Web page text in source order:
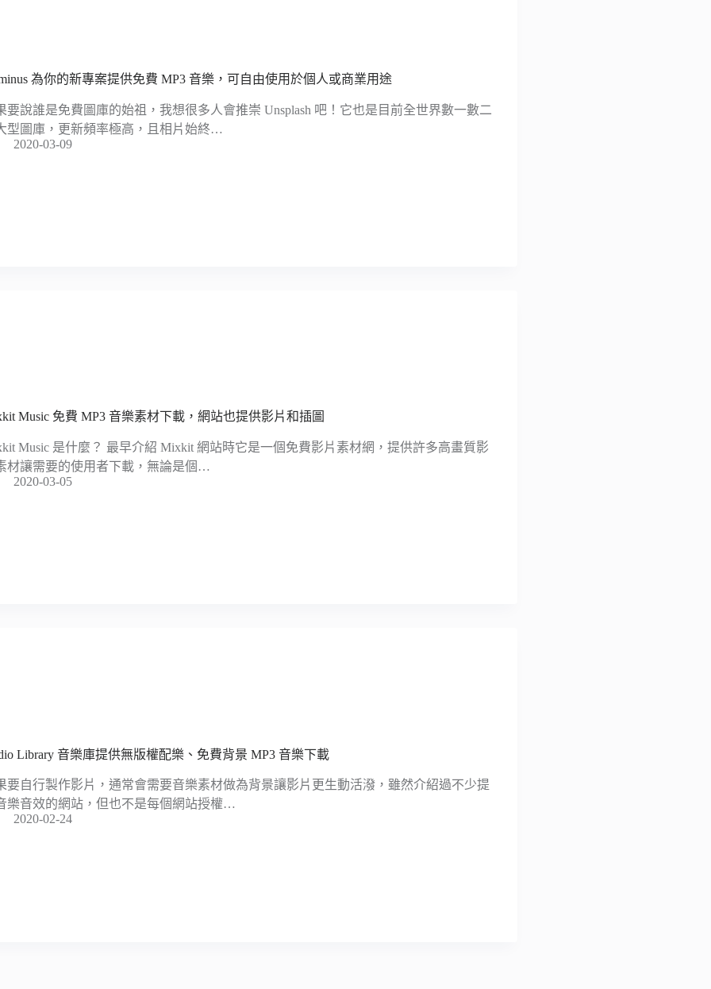
為你的新專案提供免費 MP3 音樂，可自由使用於個人或商業用途
要說誰是免費圖庫的始祖，我想很多人會推崇 Unsplash 吧！它也是目前全世界數一數二
型圖庫，更新頻率極高，且相片始終…
2020-03-09
Music 免費 MP3 音樂素材下載，網站也提供影片和插圖
Music 是什麼？ 最早介紹 Mixkit 網站時它是一個免費影片素材網，提供許多高畫質影
材讓需要的使用者下載，無論是個…
2020-03-05
Library 音樂庫提供無版權配樂、免費背景 MP3 音樂下載
要自行製作影片，通常會需要音樂素材做為背景讓影片更生動活潑，雖然介紹過不少提
樂音效的網站，但也不是每個網站授權…
2020-02-24